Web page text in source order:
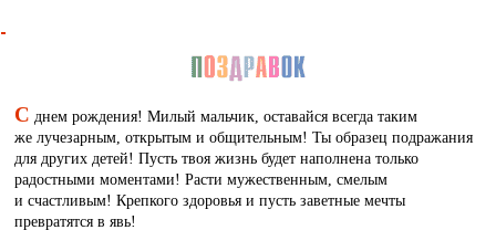
С днем рождения! Милый мальчик, оставайся всегда таким
же лучезарным, открытым и общительным! Ты образец подражания
для других детей! Пусть твоя жизнь будет наполнена только
радостными моментами! Расти мужественным, смелым
и счастливым! Крепкого здоровья и пусть заветные мечты
превратятся в явь!